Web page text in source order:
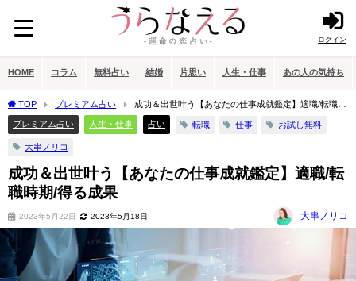
ログイン
HOME コラム 無料占い 結婚 片思い 人生・仕事 あの人の気持ち
TOP プレミアム占い
成功＆出世叶う【あなたの仕事成就鑑定】適職/転職時
期/得る成果
プレミアム占い 人生・仕事 占い 転職 仕事 お試し無料
大串ノリコ
成功＆出世叶う【あなたの仕事成就鑑定】適職/転
職時期/得る成果
2023年5月22日 2023年5月18日 大串ノリコ